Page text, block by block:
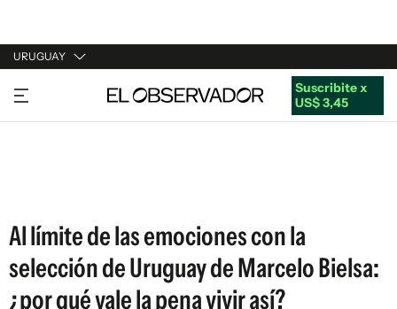
URUGUAY
URUGUAY
ARGENTINA
Suscribite x
US$ 3,45
Al límite de las emociones con la
selección de Uruguay de Marcelo Bielsa:
¿por qué vale la pena vivir así?